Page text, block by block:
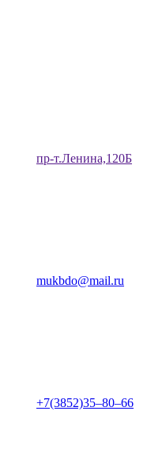
​пр-т.Ленина,120Б​
mukbdo@mail.ru
+7(3852)35‒80‒66